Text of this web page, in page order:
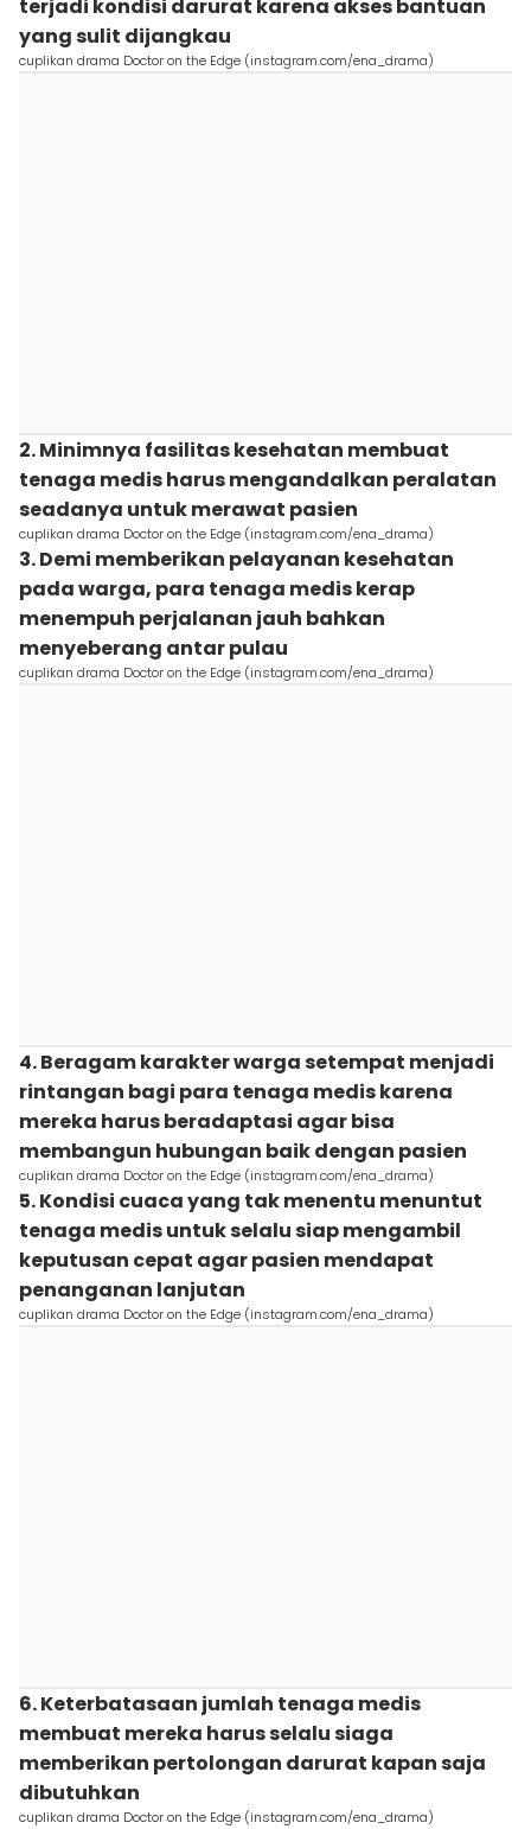
terjadi kondisi darurat karena akses bantuan
yang sulit dijangkau
cuplikan drama Doctor on the Edge (instagram.com/ena_drama)
2. Minimnya fasilitas kesehatan membuat
tenaga medis harus mengandalkan peralatan
seadanya untuk merawat pasien
cuplikan drama Doctor on the Edge (instagram.com/ena_drama)
3. Demi memberikan pelayanan kesehatan
pada warga, para tenaga medis kerap
menempuh perjalanan jauh bahkan
menyeberang antar pulau
cuplikan drama Doctor on the Edge (instagram.com/ena_drama)
4. Beragam karakter warga setempat menjadi
rintangan bagi para tenaga medis karena
mereka harus beradaptasi agar bisa
membangun hubungan baik dengan pasien
cuplikan drama Doctor on the Edge (instagram.com/ena_drama)
5. Kondisi cuaca yang tak menentu menuntut
tenaga medis untuk selalu siap mengambil
keputusan cepat agar pasien mendapat
penanganan lanjutan
cuplikan drama Doctor on the Edge (instagram.com/ena_drama)
6. Keterbatasaan jumlah tenaga medis
membuat mereka harus selalu siaga
memberikan pertolongan darurat kapan saja
dibutuhkan
cuplikan drama Doctor on the Edge (instagram.com/ena_drama)